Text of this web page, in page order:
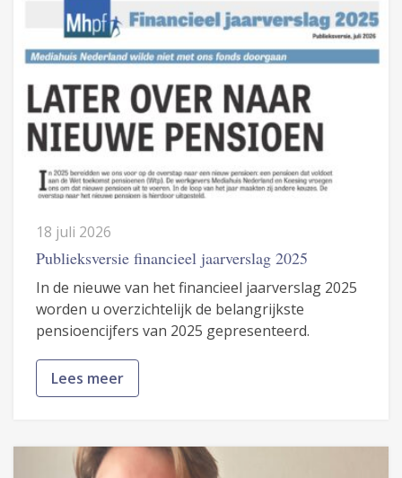
18 juli 2026
Publieksversie financieel jaarverslag 2025
In de nieuwe van het financieel jaarverslag 2025
worden u overzichtelijk de belangrijkste
pensioencijfers van 2025 gepresenteerd.
Lees meer